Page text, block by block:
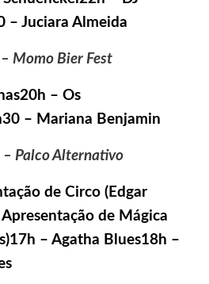
– Juciara Almeida
Momo Bier Fest
– Os
– Mariana Benjamin
Palco Alternativo
de Circo (Edgar
de Mágica
– Agatha Blues18h –